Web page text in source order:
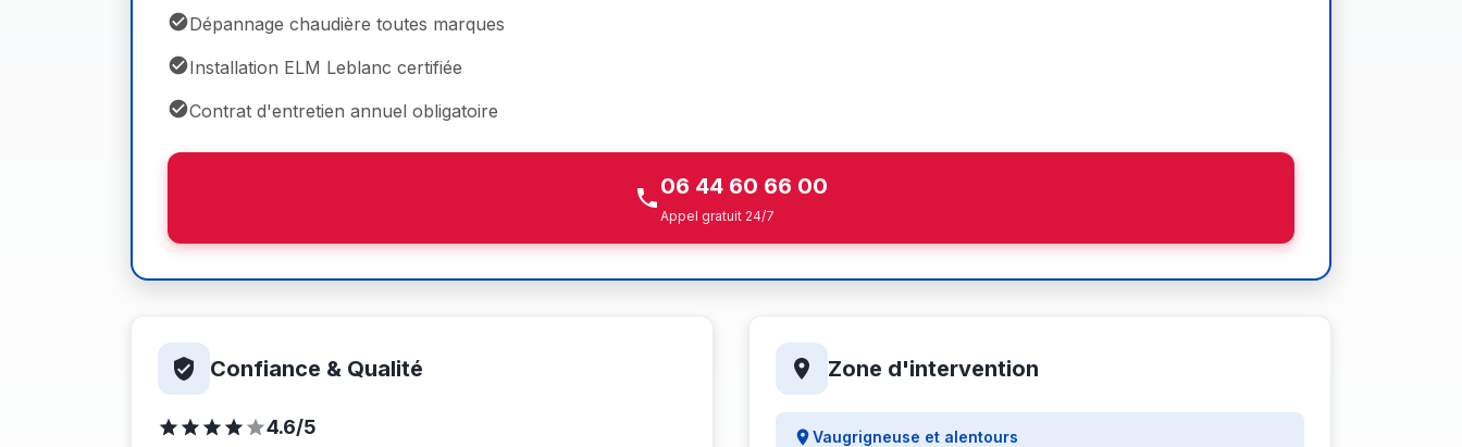
Dépannage chaudière toutes marques
Installation ELM Leblanc certifiée
Contrat d'entretien annuel obligatoire
06 44 60 66 00
Appel gratuit 24/7
Confiance & Qualité
4.6/5
Zone d'intervention
Vaugrigneuse et alentours